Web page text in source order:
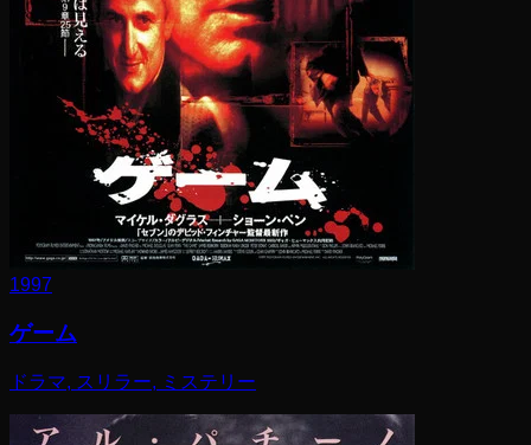
1997
ゲーム
ドラマ, スリラー, ミステリー